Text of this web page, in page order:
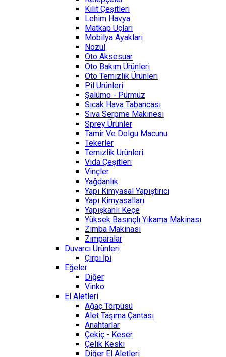
Kilit Çeşitleri
Lehim Havya
Matkap Uçları
Mobilya Ayakları
Nozul
Oto Aksesuar
Oto Bakım Ürünleri
Oto Temizlik Ürünleri
Pil Ürünleri
Şalümo - Pürmüz
Sıcak Hava Tabancası
Sıva Serpme Makinesi
Sprey Ürünler
Tamir Ve Dolgu Macunu
Tekerler
Temizlik Ürünleri
Vida Çeşitleri
Vinçler
Yağdanlık
Yapı Kimyasal Yapıştırıcı
Yapı Kimyasalları
Yapışkanlı Keçe
Yüksek Basınçlı Yıkama Makinası
Zımba Makinası
Zımparalar
Duvarcı Ürünleri
Çırpi İpi
Eğeler
Diğer
Vinko
El Aletleri
Ağaç Törpüsü
Alet Taşıma Çantası
Anahtarlar
Çekiç - Keser
Çelik Keski
Diğer El Aletleri